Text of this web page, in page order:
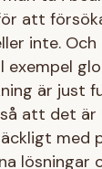
att
inte. Och
exempel
är just
att det
med
lösningar